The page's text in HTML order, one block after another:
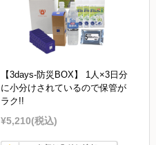
【3days-防災BOX】 1人×3日分
に小分けされているので保管が
ラク!!
¥5,210(税込)